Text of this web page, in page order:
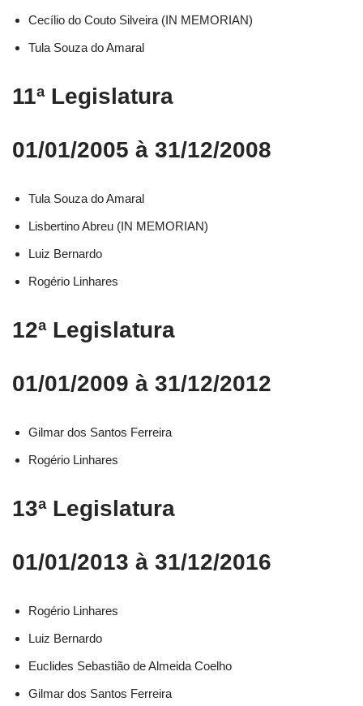
Cecílio do Couto Silveira (IN MEMORIAN)
Tula Souza do Amaral
11ª Legislatura
01/01/2005 à 31/12/2008
Tula Souza do Amaral
Lisbertino Abreu (IN MEMORIAN)
Luiz Bernardo
Rogério Linhares
12ª Legislatura
01/01/2009 à 31/12/2012
Gilmar dos Santos Ferreira
Rogério Linhares
13ª Legislatura
01/01/2013 à 31/12/2016
Rogério Linhares​
Luiz Bernardo​
Euclides Sebastião de Almeida Coelho​
Gilmar dos Santos Ferreira​